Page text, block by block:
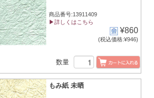
商品番号:13911409
▶詳しくはこちら
¥860
(税込価格:¥946)
数量
もみ紙 未晒